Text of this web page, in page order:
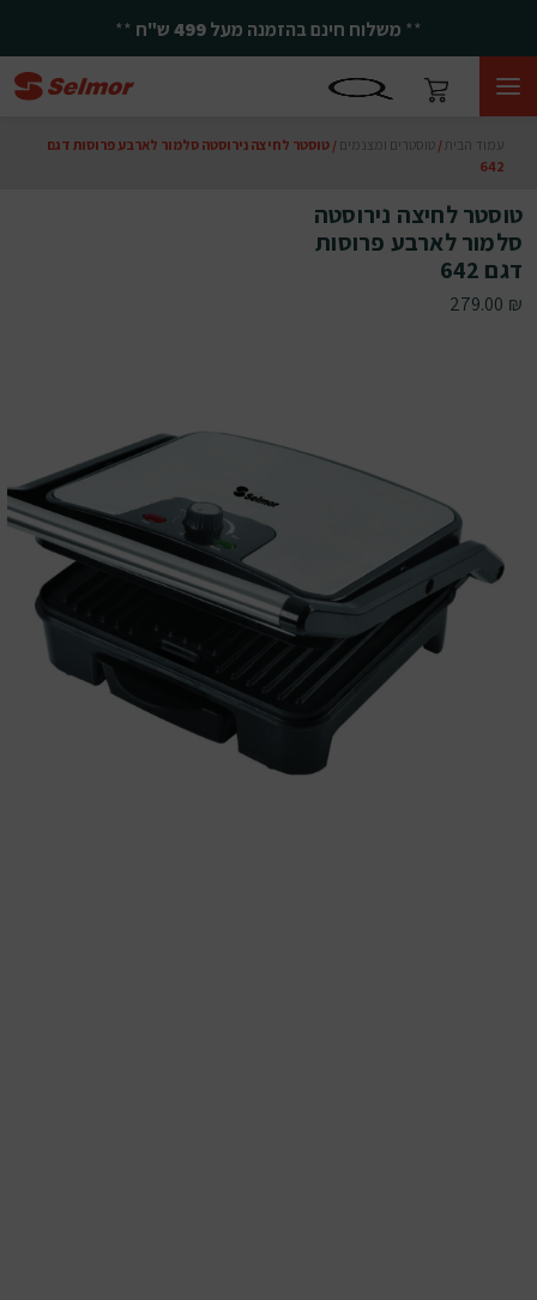
** משלוח חינם בהזמנה מעל499ש"ח **
עמוד הבית / טוסטרים ומצנמים / טוסטר לחיצה נירוסטה סלמור לארבע פרוסות דגם
642
טוסטר לחיצה נירוסטה
סלמור לארבע פרוסות
דגם 642
279.00 ₪